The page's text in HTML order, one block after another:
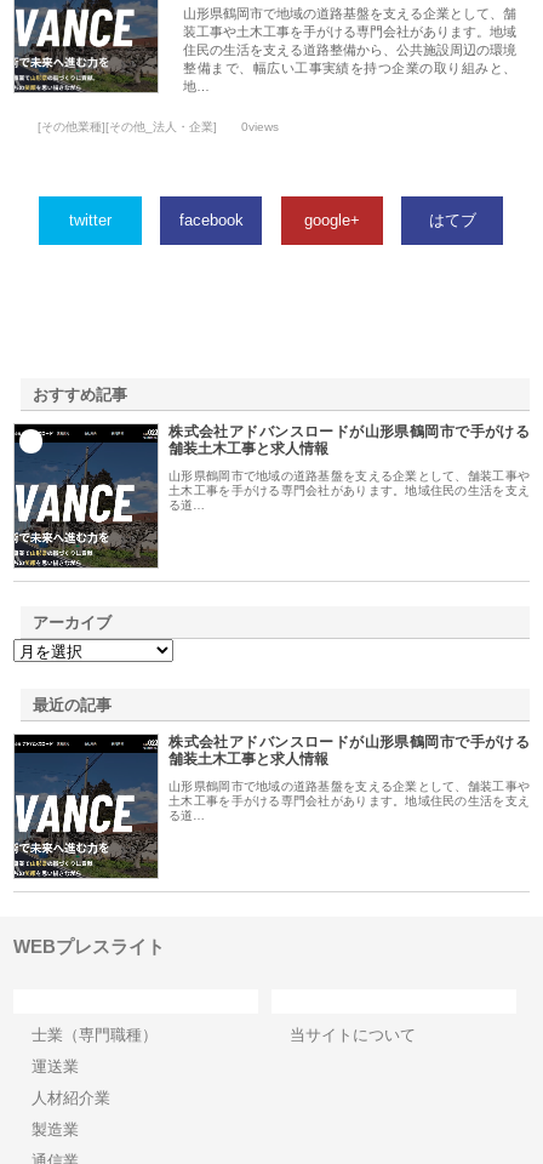
山形県鶴岡市で地域の道路基盤を支える企業として、舗
装工事や土木工事を手がける専門会社があります。地域
住民の生活を支える道路整備から、公共施設周辺の環境
整備まで、幅広い工事実績を持つ企業の取り組みと、
地…
[その他業種][その他_法人・企業] 0views
twitter facebook google+ はてブ
おすすめ記事
株式会社アドバンスロードが山形県鶴岡市で手がける
舗装土木工事と求人情報
山形県鶴岡市で地域の道路基盤を支える企業として、舗装工事や
土木工事を手がける専門会社があります。地域住民の生活を支え
る道…
アーカイブ
最近の記事
株式会社アドバンスロードが山形県鶴岡市で手がける
舗装土木工事と求人情報
山形県鶴岡市で地域の道路基盤を支える企業として、舗装工事や
土木工事を手がける専門会社があります。地域住民の生活を支え
る道…
WEBプレスライト
士業（専門職種）
運送業
人材紹介業
製造業
当サイトについて